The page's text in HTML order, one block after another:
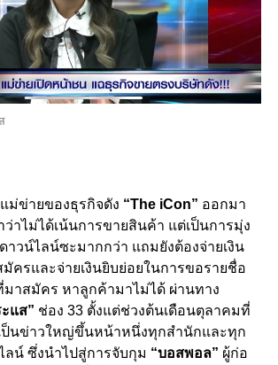
ม่ข่ายของธุรกิจดัง “The iCon” ออกมา
ว่าไม่ได้เน้นการขายสินค้า แต่เป็นการมุ่ง
าวน์ไลน์ซะมากกว่า แถมยังต้องจ่ายเงิน
ครและจ่ายเงินยิบย่อยในการขอรายชื่อ
มาสมัคร หาลูกค้ามาไม่ได้ ผ่านทาง
แส” ช่อง 33 ตั้งแต่ช่วงต้นเดือนตุลาคมที่
ป็นข่าวใหญ่ขึ้นหน้าหนึ่งทุกสำนักและทุก
น์ ซึ่งนำไปสู่การจับกุม “บอสพอล” ผู้ก่อ